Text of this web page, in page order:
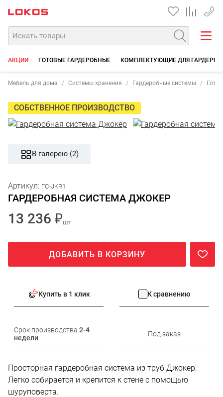
+7
АКЦИИ ГОТОВЫЕ ГАРДЕРОБНЫЕ КОМПЛЕКТУЮЩИЕ ДЛЯ
Мебель для дома Системы хранения Гардеробные системы
СОБСТВЕННОЕ ПРОИЗВОДСТВО
В галерею (2)
Артикул: ГС-JKR1
ГАРДЕРОБНАЯ СИСТЕМА ДЖОКЕР
13 236 ₽шт
ДОБАВИТЬ В КОРЗИНУ
Купить в 1 клик К сравнению
Срок производства 2-4
недели
Под заказ
Просторная гардеробная система из труб Джокер.
Легко собирается и крепится к стене с помощью
шуруповерта.